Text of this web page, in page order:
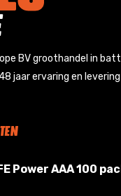
BV groothandel in
jaar ervaring en
Power AAA 100